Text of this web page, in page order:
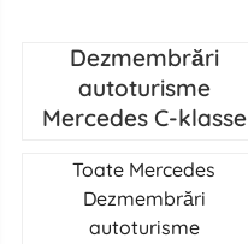
Dezmembrări
autoturisme
Mercedes C-klasse
Toate Mercedes
Dezmembrări
autoturisme